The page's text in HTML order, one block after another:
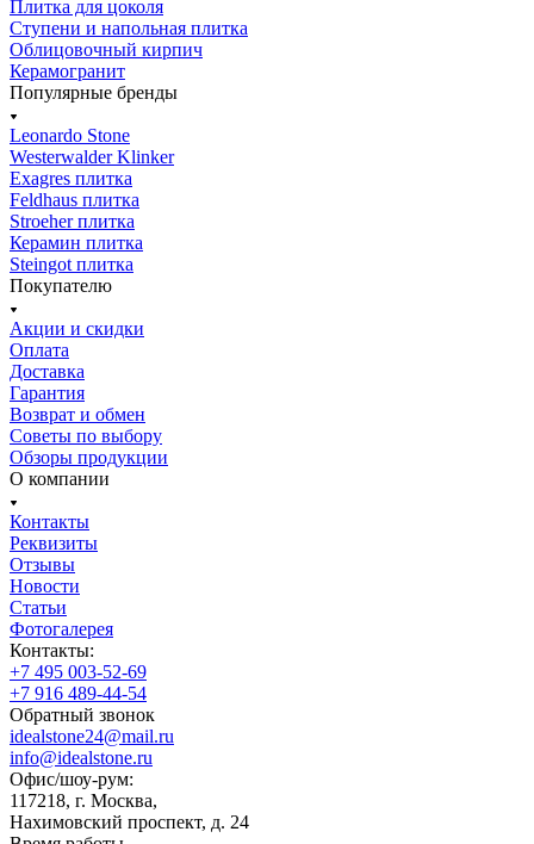
Плитка для цоколя
Ступени и напольная плитка
Облицовочный кирпич
Керамогранит
Популярные бренды
Leonardo Stone
Westerwalder Klinker
Exagres плитка
Feldhaus плитка
Stroeher плитка
Керамин плитка
Steingot плитка
Покупателю
Акции и скидки
Оплата
Доставка
Гарантия
Возврат и обмен
Советы по выбору
Обзоры продукции
О компании
Контакты
Реквизиты
Отзывы
Новости
Статьи
Фотогалерея
Контакты:
+7 495 003-52-69
+7 916 489-44-54
Обратный звонок
idealstone24@mail.ru
info@idealstone.ru
Офис/шоу-рум:
117218, г. Москва,
Нахимовский проспект, д. 24